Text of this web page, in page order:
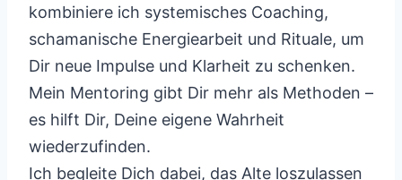
kombiniere ich systemisches Coaching,
schamanische Energiearbeit und Rituale, um
Dir neue Impulse und Klarheit zu schenken.
Mein Mentoring gibt Dir mehr als Methoden –
es hilft Dir, Deine eigene Wahrheit
wiederzufinden.
Ich begleite Dich dabei, das Alte loszulassen